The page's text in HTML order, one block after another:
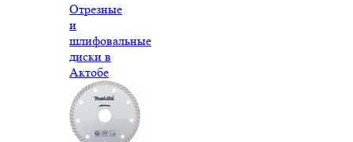
Отрезные
и
шлифовальные
диски в
Актобе